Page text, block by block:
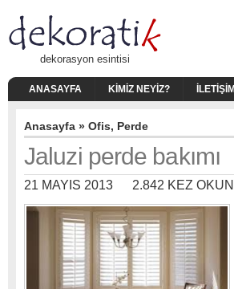
dekorasyon esintisi
ANASAYFA KIMIZ NEYIZ? İLETIŞIM
Anasayfa » Ofis, Perde
Jaluzi perde bakımı
21 MAYIS 2013 2.842 KEZ